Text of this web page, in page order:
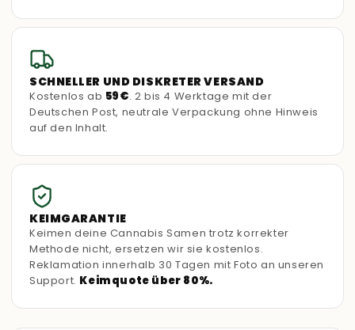
SCHNELLER UND DISKRETER VERSAND
Kostenlos ab 59€. 2 bis 4 Werktage mit der
Deutschen Post, neutrale Verpackung ohne Hinweis
auf den Inhalt.
KEIMGARANTIE
Keimen deine Cannabis Samen trotz korrekter
Methode nicht, ersetzen wir sie kostenlos.
Reklamation innerhalb 30 Tagen mit Foto an unseren
Support. Keimquote über 80%.